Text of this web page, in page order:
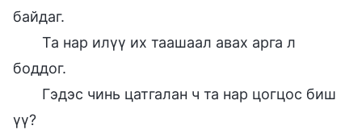
байдаг.
Та нар илүү их таашаал авах арга л
боддог.
Гэдэс чинь цатгалан ч та нар цогцос биш
үү?